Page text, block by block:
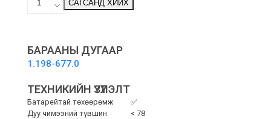
Plus
тоос
сорогч
quantity
САГСАНД ХИЙХ
БАРААНЫ ДУГААР
1.198-677.0
ТЕХНИКИЙН ҮЗҮҮЛЭЛТ
Батарейтай төхөөрөмж
✅
Дуу чимээний түвшин
< 78